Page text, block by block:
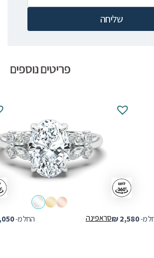
שליחה
פריטים נוספים
החל מ- סראפינה מ- ₪2,580